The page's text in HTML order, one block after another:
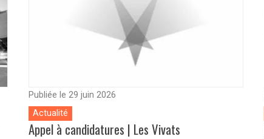
Publiée le 29 juin 2026
Actualité
Appel à candidatures | Les Vivats